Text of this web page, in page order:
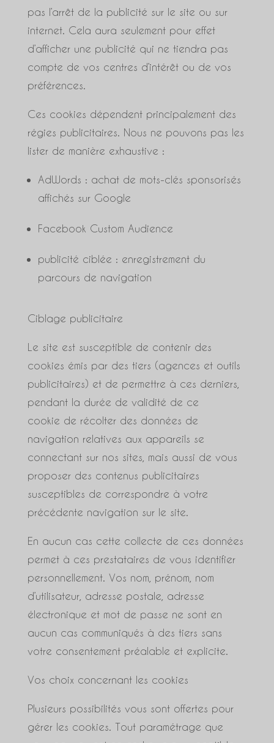
pas l’arrêt de la publicité sur le site ou sur
internet. Cela aura seulement pour effet
d’afficher une publicité qui ne tiendra pas
compte de vos centres d’intérêt ou de vos
préférences.
Ces cookies dépendent principalement des
régies publicitaires. Nous ne pouvons pas les
lister de manière exhaustive :
AdWords : achat de mots-clés sponsorisés
affichés sur Google
Facebook Custom Audience
publicité ciblée : enregistrement du
parcours de navigation
Ciblage publicitaire
Le site est susceptible de contenir des
cookies émis par des tiers (agences et outils
publicitaires) et de permettre à ces derniers,
pendant la durée de validité de ce
cookie de récolter des données de
navigation relatives aux appareils se
connectant sur nos sites, mais aussi de vous
proposer des contenus publicitaires
susceptibles de correspondre à votre
précédente navigation sur le site.
En aucun cas cette collecte de ces données
permet à ces prestataires de vous identifier
personnellement. Vos nom, prénom, nom
d’utilisateur, adresse postale, adresse
électronique et mot de passe ne sont en
aucun cas communiqués à des tiers sans
votre consentement préalable et explicite.
Vos choix concernant les cookies
Plusieurs possibilités vous sont offertes pour
gérer les cookies. Tout paramétrage que